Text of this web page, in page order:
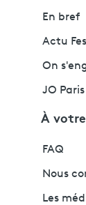
En bref
Actu
On
JO
À
FAQ
Nous
Les